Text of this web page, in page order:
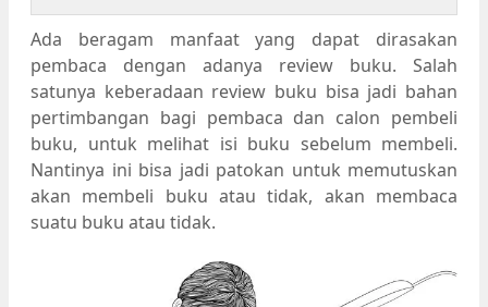
Ada beragam manfaat yang dapat dirasakan
pembaca dengan adanya review buku. Salah
satunya keberadaan review buku bisa jadi bahan
pertimbangan bagi pembaca dan calon pembeli
buku, untuk melihat isi buku sebelum membeli.
Nantinya ini bisa jadi patokan untuk memutuskan
akan membeli buku atau tidak, akan membaca
suatu buku atau tidak.